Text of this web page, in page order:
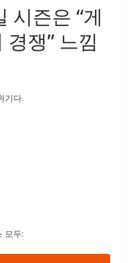
시즌은 “게
쟁” 느낌
기다.
모두: